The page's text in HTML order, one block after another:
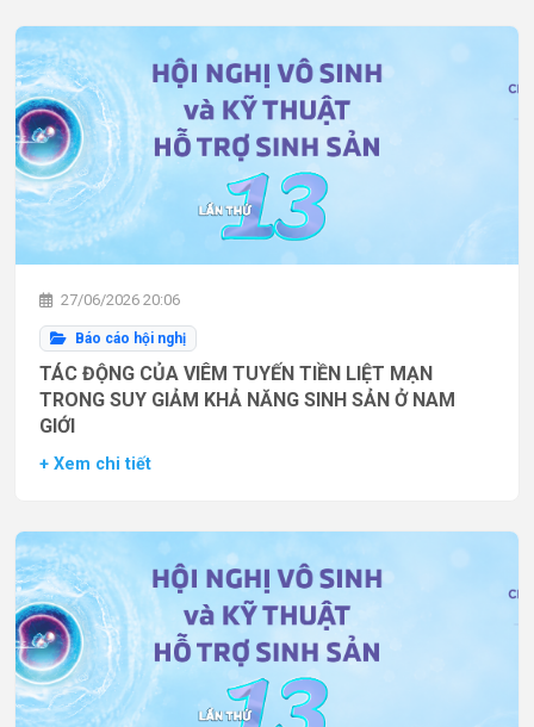
27/06/2026 20:06
Báo cáo hội nghị
TÁC ĐỘNG CỦA VIÊM TUYẾN TIỀN LIỆT MẠN
TRONG SUY GIẢM KHẢ NĂNG SINH SẢN Ở NAM
GIỚI
+ Xem chi tiết